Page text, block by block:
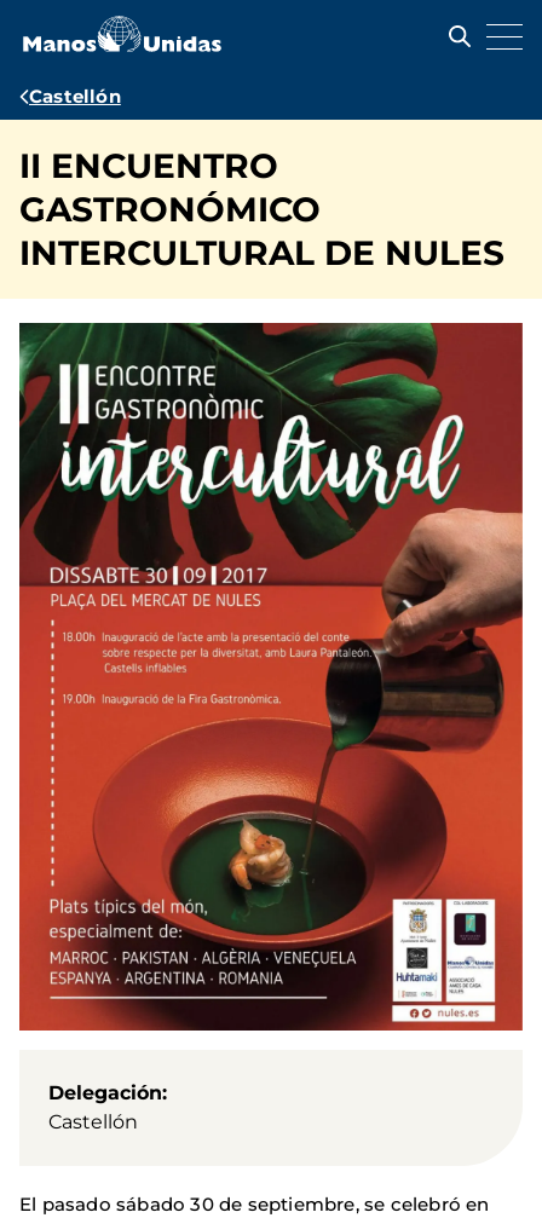
contenido
Ruta
navegación
Castellón
II ENCUENTRO
GASTRONÓMICO
INTERCULTURAL DE NULES
Delegación
Castellón
El pasado sábado 30 de septiembre, se celebró en